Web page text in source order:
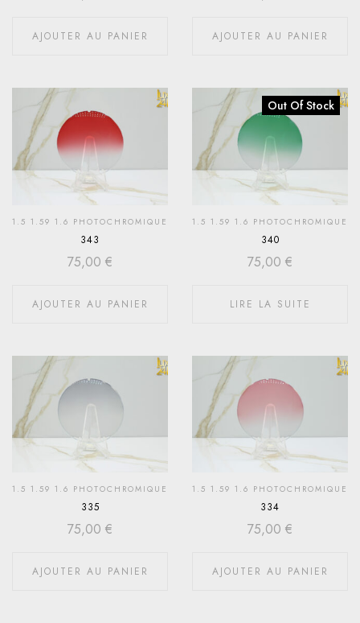
AJOUTER AU PANIER AJOUTER AU PANIER
1.5 1.59 1.6 PHOTOCHROMIQUE
343
75,00 €
AJOUTER AU PANIER
Out Of Stock
1.5 1.59 1.6 PHOTOCHROMIQUE
340
75,00 €
LIRE LA SUITE
1.5 1.59 1.6 PHOTOCHROMIQUE
335
75,00 €
AJOUTER AU PANIER
1.5 1.59 1.6 PHOTOCHROMIQUE
334
75,00 €
AJOUTER AU PANIER